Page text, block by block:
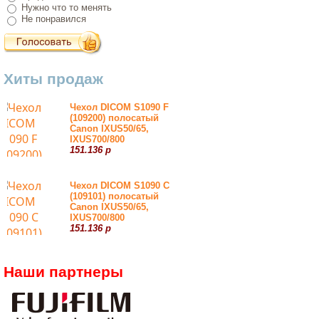
Нужно что то менять
Не понравился
Хиты продаж
Чехол DICOM S1090 F
(109200) полосатый
Canon IXUS50/65,
IXUS700/800
151.136 р
Чехол DICOM S1090 С
(109101) полосатый
Canon IXUS50/65,
IXUS700/800
151.136 р
Наши партнеры